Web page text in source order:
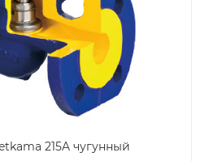
215A чугунный